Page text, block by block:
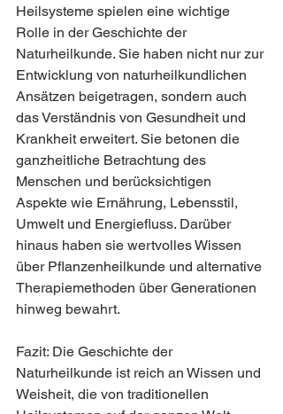
Heilsysteme spielen eine wichtige
Rolle in der Geschichte der
Naturheilkunde. Sie haben nicht nur zur
Entwicklung von naturheilkundlichen
Ansätzen beigetragen, sondern auch
das Verständnis von Gesundheit und
Krankheit erweitert. Sie betonen die
ganzheitliche Betrachtung des
Menschen und berücksichtigen
Aspekte wie Ernährung, Lebensstil,
Umwelt und Energiefluss. Darüber
hinaus haben sie wertvolles Wissen
über Pflanzenheilkunde und alternative
Therapiemethoden über Generationen
hinweg bewahrt.
Fazit: Die Geschichte der
Naturheilkunde ist reich an Wissen und
Weisheit, die von traditionellen